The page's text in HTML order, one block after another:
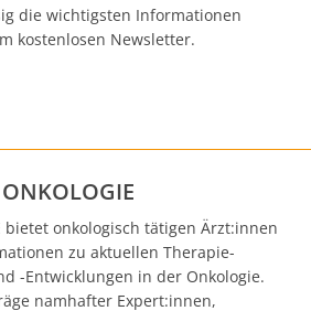
die wichtigsten Informationen
kostenlosen Newsletter.
bietet onkologisch tätigen Ärzt:innen
zu aktuellen Therapie-
-Entwicklungen in der Onkologie.
namhafter Expert:innen,